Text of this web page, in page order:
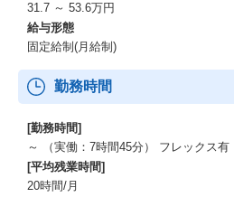
31.7 ～ 53.6万円
給与形態
固定給制(月給制)
勤務時間
[勤務時間]
～ （実働：7時間45分） フレックス
[平均残業時間]
20時間/月